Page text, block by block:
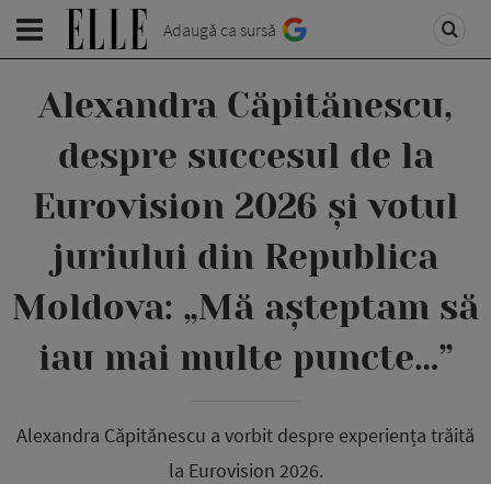
Adaugă ca sursă
Alexandra Căpitănescu,
despre succesul de la
Eurovision 2026 și votul
juriului din Republica
Moldova: „Mă așteptam să
iau mai multe puncte…”
Alexandra Căpitănescu a vorbit despre experiența trăită
la Eurovision 2026.